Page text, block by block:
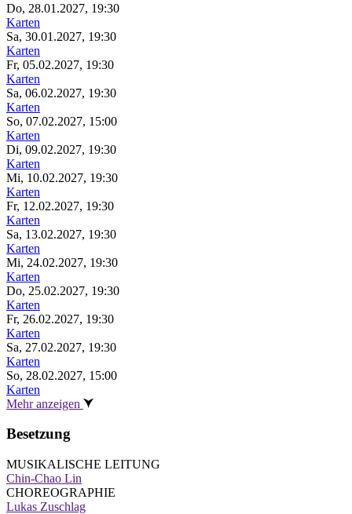
Do, 28.01.2027, 19:30
Karten
Sa, 30.01.2027, 19:30
Karten
Fr, 05.02.2027, 19:30
Karten
Sa, 06.02.2027, 19:30
Karten
So, 07.02.2027, 15:00
Karten
Di, 09.02.2027, 19:30
Karten
Mi, 10.02.2027, 19:30
Karten
Fr, 12.02.2027, 19:30
Karten
Sa, 13.02.2027, 19:30
Karten
Mi, 24.02.2027, 19:30
Karten
Do, 25.02.2027, 19:30
Karten
Fr, 26.02.2027, 19:30
Karten
Sa, 27.02.2027, 19:30
Karten
So, 28.02.2027, 15:00
Karten
Mehr anzeigen
Besetzung
MUSIKALISCHE LEITUNG
Chin-Chao Lin
CHOREOGRAPHIE
Lukas Zuschlag